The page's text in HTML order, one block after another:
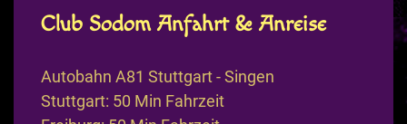
Club Sodom Anfahrt & Anreise
Autobahn A81 Stuttgart - Singen
Stuttgart: 50 Min Fahrzeit